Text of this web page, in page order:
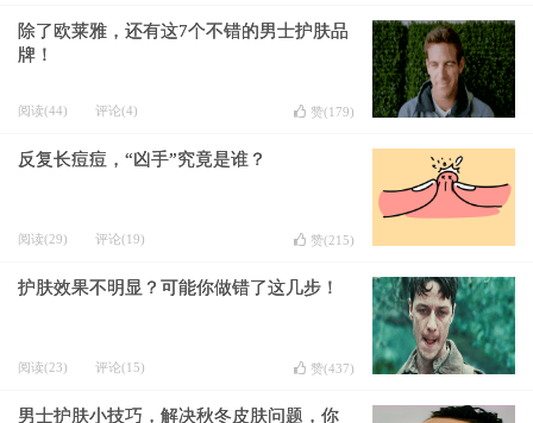
除了欧莱雅，还有这7个不错的男士护肤品
牌！
阅读(44) 评论(4) 赞(179)
反复长痘痘，“凶手”究竟是谁？
阅读(29) 评论(19) 赞(215)
护肤效果不明显？可能你做错了这几步！
阅读(23) 评论(15) 赞(437)
男士护肤小技巧，解决秋冬皮肤问题，你